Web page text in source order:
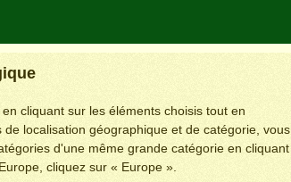
cliquant sur les éléments choisis tout en
localisation géographique et de catégorie, vous
d'une même grande catégorie en cliquant
cliquez sur « Europe ».